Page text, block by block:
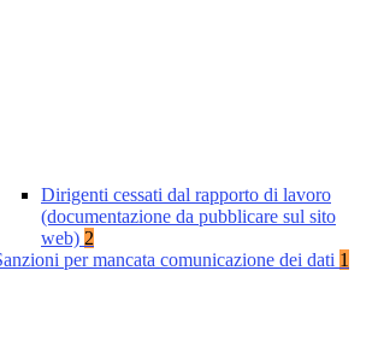
Dirigenti cessati dal rapporto di lavoro
(documentazione da pubblicare sul sito
web) 2
per mancata comunicazione dei dati 1